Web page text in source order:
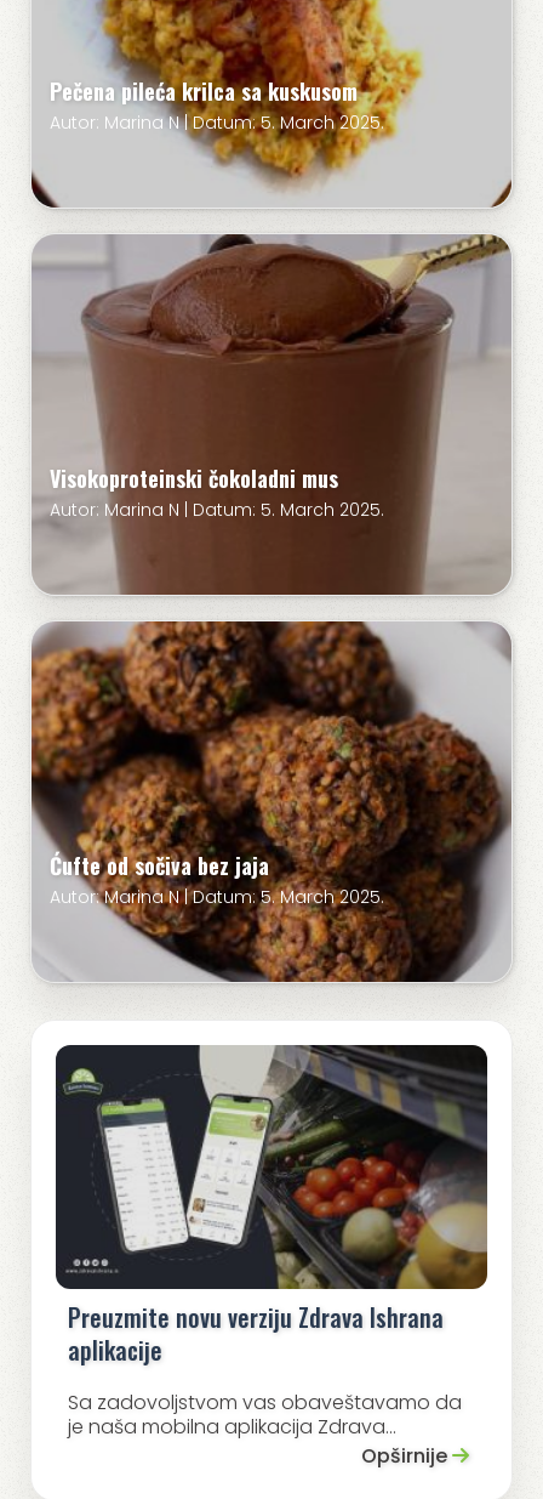
Pečena pileća krilca sa kuskusom
Autor: Marina N | Datum: 5. March 2025.
Visokoproteinski čokoladni mus
Autor: Marina N | Datum: 5. March 2025.
Ćufte od sočiva bez jaja
Autor: Marina N | Datum: 5. March 2025.
Preuzmite novu verziju Zdrava Ishrana
aplikacije
Sa zadovoljstvom vas obaveštavamo da
je naša mobilna aplikacija Zdrava...
Opširnije